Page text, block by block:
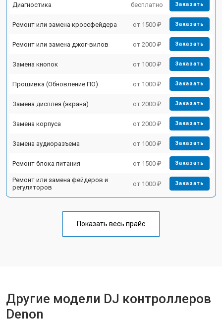
Диагностика бесплатно Заказать
Ремонт или замена кроссфейдера от 1500 ₽ Заказать
Ремонт или замена джог-вилов от 2000 ₽ Заказать
Замена кнопок от 1000 ₽ Заказать
Прошивка (Обновление ПО) от 1000 ₽ Заказать
Замена дисплея (экрана) от 2000 ₽ Заказать
Замена корпуса от 2000 ₽ Заказать
Замена аудиоразъема от 1000 ₽ Заказать
Ремонт блока питания от 1500 ₽ Заказать
Ремонт или замена фейдеров и
регуляторов
от 1000 ₽ Заказать
Показать весь прайс
Другие модели DJ контроллеров
Denon